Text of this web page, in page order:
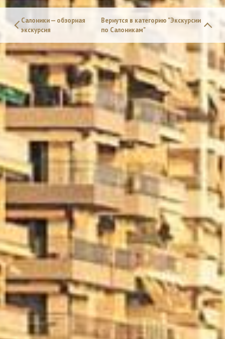
Салоники — обзорная
экскурсия
Вернутся в категорию "Экскурсии
по Салоникам"